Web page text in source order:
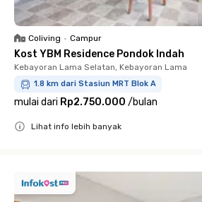
Coliving • Campur
Kost YBM Residence Pondok Indah
Kebayoran Lama Selatan, Kebayoran Lama
1.8 km dari Stasiun MRT Blok A
mulai dari Rp2.750.000 /bulan
Lihat info lebih banyak